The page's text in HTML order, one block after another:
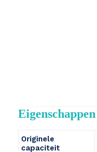
Eigenschappen
Originele
capaciteit